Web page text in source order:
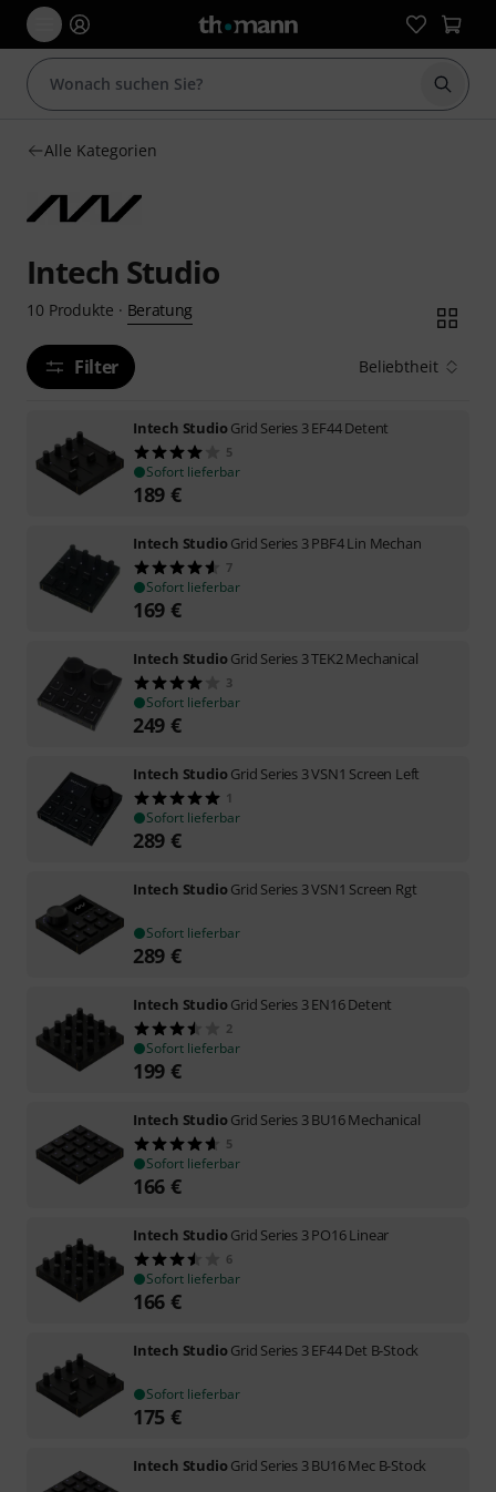
Suche
Alle Kategorien
Intech Studio
10 Produkte · Beratung
Filter Beliebtheit
Intech StudioGrid Series 3 EF44 Detent
5
Sofort lieferbar
189 €
Intech StudioGrid Series 3 PBF4 Lin Mechan
7
Sofort lieferbar
169 €
Intech StudioGrid Series 3 TEK2 Mechanical
3
Sofort lieferbar
249 €
Intech StudioGrid Series 3 VSN1 Screen Left
1
Sofort lieferbar
289 €
Intech StudioGrid Series 3 VSN1 Screen Rgt
Sofort lieferbar
289 €
Intech StudioGrid Series 3 EN16 Detent
2
Sofort lieferbar
199 €
Intech StudioGrid Series 3 BU16 Mechanical
5
Sofort lieferbar
166 €
Intech StudioGrid Series 3 PO16 Linear
6
Sofort lieferbar
166 €
Intech StudioGrid Series 3 EF44 Det B-Stock
Sofort lieferbar
175 €
Intech StudioGrid Series 3 BU16 Mec B-Stock